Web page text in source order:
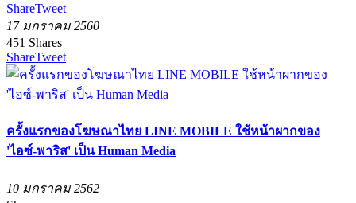
ShareTweet
17 มกราคม 2560
451 Shares
ShareTweet
ครั้งแรกของโฆษณาไทย LINE MOBILE ใช้หน้าผากของ
'ไอซ์-พาริส' เป็น Human Media
10 มกราคม 2562